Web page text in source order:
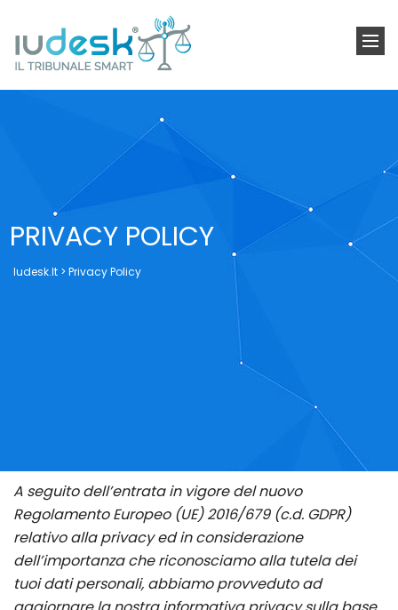
PRIVACY POLICY
Iudesk.it > Privacy Policy
A seguito dell’entrata in vigore del nuovo
Regolamento Europeo (UE) 2016/679 (c.d. GDPR)
relativo alla privacy ed in considerazione
dell’importanza che riconosciamo alla tutela dei
tuoi dati personali, abbiamo provveduto ad